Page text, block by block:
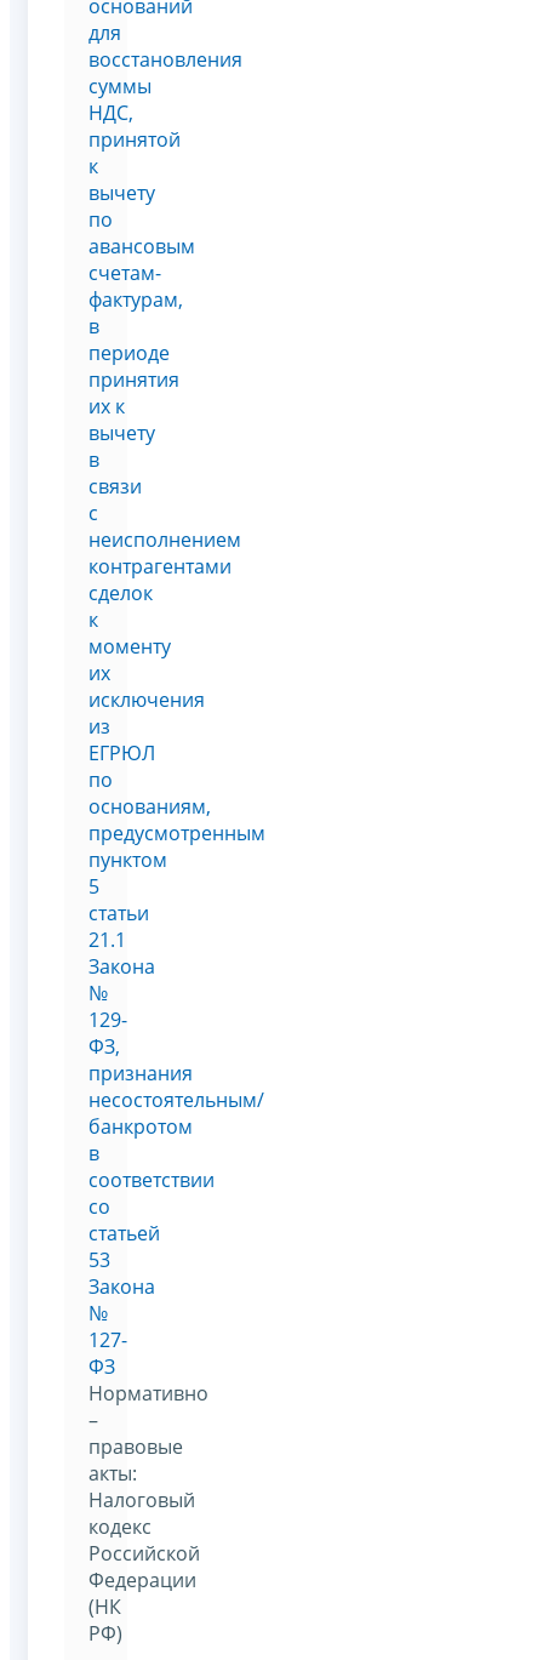
оснований
для
восстановления
суммы
НДС,
принятой
к
вычету
по
авансовым
счетам-
фактурам,
в
периоде
принятия
их к
вычету
в
связи
с
неисполнением
контрагентами
сделок
к
моменту
их
исключения
из
ЕГРЮЛ
по
основаниям,
предусмотренным
пунктом
5
статьи
21.1
Закона
№
129-
ФЗ,
признания
несостоятельным/
банкротом
в
соответствии
со
статьей
53
Закона
№
127-
ФЗ
Нормативно
–
правовые
акты:
Налоговый
кодекс
Российской
Федерации
(НК
РФ)